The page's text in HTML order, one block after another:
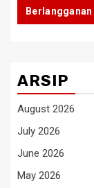
Berlangganan
ARSIP
August 2026
July 2026
June 2026
May 2026